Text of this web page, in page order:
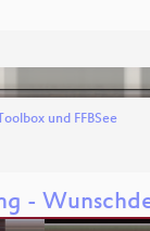
Toolbox und FFBSee
-